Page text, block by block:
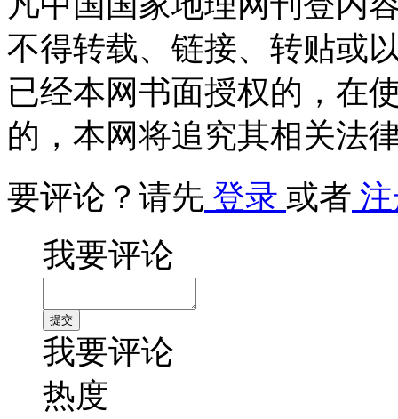
不得转载、链接、转贴或
已经本网书面授权的，在
的，本网将追究其相关法
要评论？请先 登录 或者
我要评论
我要评论
热度